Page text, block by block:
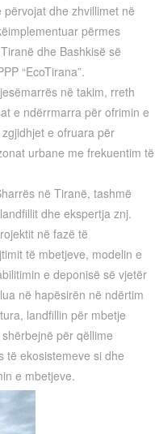
dhe zhvillimet në
përmes
dhe Bashkisë së
“EcoTirana”.
në takim, rreth
e ndërrmarra për ofrimin e
e ofruara për
urbane me frekuentim të
në Tiranë, tashmë
dhe ekspertja znj.
në fazë të
të mbetjeve, modelin e
e deponisë së vjetër
në hapësirën në ndërtim
landfillin për mbetje
për qëllime
të ekosistemeve si dhe
e mbetjeve.